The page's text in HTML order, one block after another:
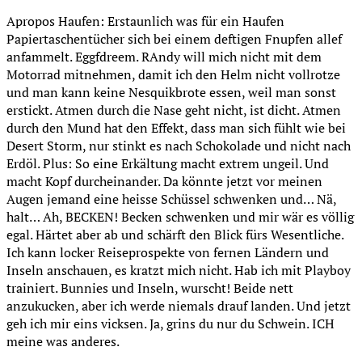
Apropos Haufen: Erstaunlich was für ein Haufen
Papiertaschentücher sich bei einem deftigen Fnupfen allef
anfammelt. Eggfdreem. RAndy will mich nicht mit dem
Motorrad mitnehmen, damit ich den Helm nicht vollrotze
und man kann keine Nesquikbrote essen, weil man sonst
erstickt. Atmen durch die Nase geht nicht, ist dicht. Atmen
durch den Mund hat den Effekt, dass man sich fühlt wie bei
Desert Storm, nur stinkt es nach Schokolade und nicht nach
Erdöl. Plus: So eine Erkältung macht extrem ungeil. Und
macht Kopf durcheinander. Da könnte jetzt vor meinen
Augen jemand eine heisse Schüssel schwenken und… Nä,
halt… Ah, BECKEN! Becken schwenken und mir wär es völlig
egal. Härtet aber ab und schärft den Blick fürs Wesentliche.
Ich kann locker Reiseprospekte von fernen Ländern und
Inseln anschauen, es kratzt mich nicht. Hab ich mit Playboy
trainiert. Bunnies und Inseln, wurscht! Beide nett
anzukucken, aber ich werde niemals drauf landen. Und jetzt
geh ich mir eins vicksen. Ja, grins du nur du Schwein. ICH
meine was anderes.